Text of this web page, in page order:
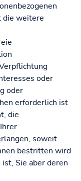
die weitere
oder
oder
erforderlich ist
die
soweit
bestritten wird
Sie aber deren